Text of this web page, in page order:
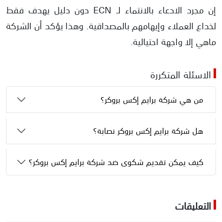
إن مجرد الادعاء بالانتماء لـ ECN دون دليل يهدف فقط
لخداع العملاء وإيهامهم بالمصداقية. وهذا يؤكد أن الشركة
ماهي إلا واجهة احتيالية.
الاسئلة المتكررة
من هي شركة برايم إكس بروكر؟
هل شركة برايم إكس بروكر نصابة؟
كيف يمكن تقديم شكوى ضد شركة برايم إكس بروكر؟
التعليقات